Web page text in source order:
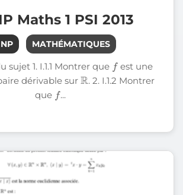
Maths 1 PSI 2013
MATHÉMATIQUES
sujet 1. I.1.1 Montrer que
f
est une
dérivable sur
R
. 2. I.1.2 Montrer
que
f
...